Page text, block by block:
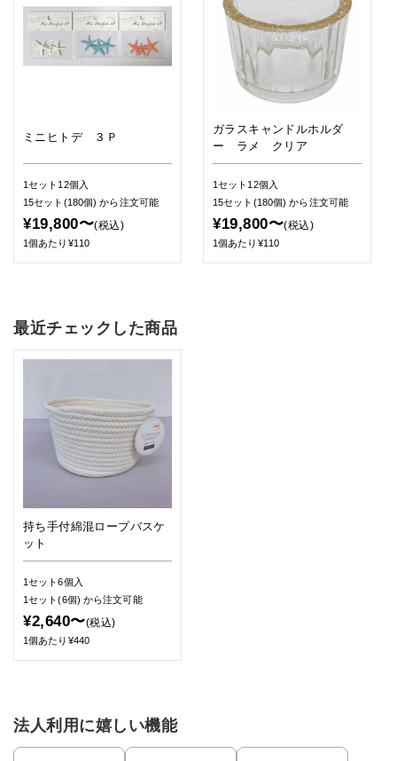
ミニヒトデ ３Ｐ
1セット12個入
15セット(180個)から注文可能
¥19,800〜(税込)
1個あたり¥110
ガラスキャンドルホルダ
ー ラメ クリア
1セット12個入
15セット(180個)から注文可能
¥19,800〜(税込)
1個あたり¥110
最近チェックした商品
持ち手付綿混ロープバスケ
ット
1セット6個入
1セット(6個) から注文可能
¥2,640〜(税込)
1個あたり¥440
法人利用に嬉しい機能